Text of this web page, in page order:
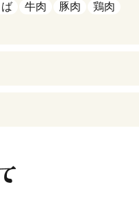
ば 牛肉 豚肉
鶏肉